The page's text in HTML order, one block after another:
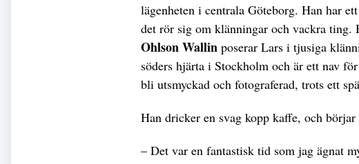
lägenheten i centrala Göteborg. Han har
det rör sig om klänningar och vackra ting.
Ohlson Wallin poserar Lars i tjusiga
söders hjärta i Stockholm och är ett nav
bli utsmyckad och fotograferad, trots ett
Han dricker en svag kopp kaffe, och
– Det var en fantastisk tid som jag ägnat